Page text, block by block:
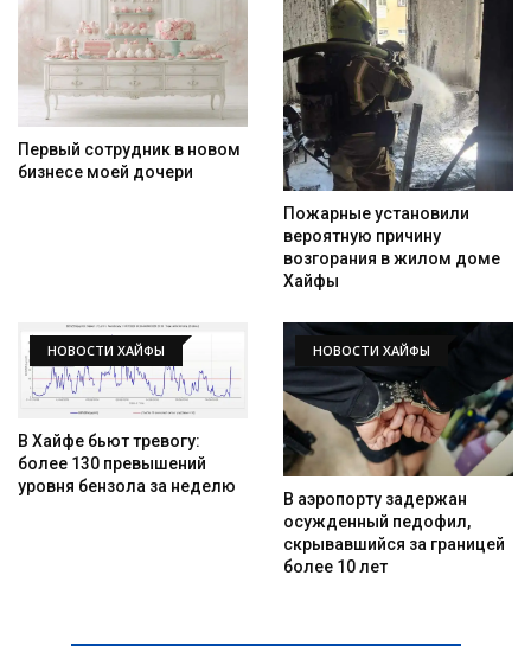
Искать
Первый сотрудник в новом
бизнесе моей дочери
Пожарные установили
вероятную причину
возгорания в жилом доме
Хайфы
НОВОСТИ ХАЙФЫ
В Хайфе бьют тревогу:
более 130 превышений
уровня бензола за неделю
НОВОСТИ ХАЙФЫ
В аэропорту задержан
осужденный педофил,
скрывавшийся за границей
более 10 лет